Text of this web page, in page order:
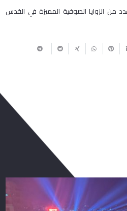
من الزوايا الصوفية المميزة في القدس